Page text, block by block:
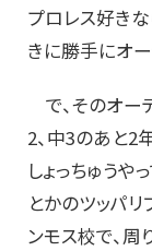
プロレス好き
きに勝手にオー
で、そのオー
2、中3のあと2
しょっちゅうや
とかのツッパ
ンモス校で、周